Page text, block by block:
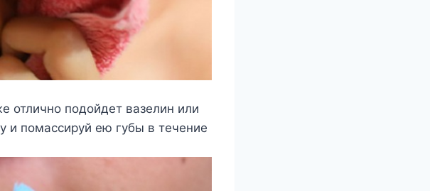
отлично подойдет вазелин или
и помассируй ею губы в течение